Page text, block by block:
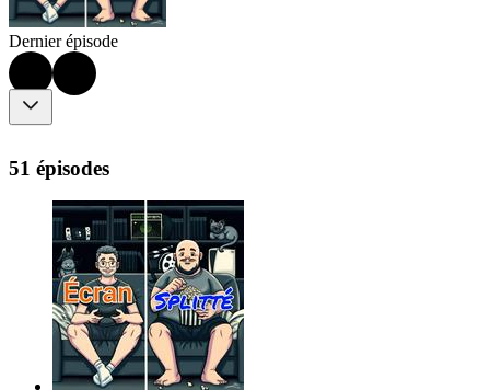
Dernier épisode
51 épisodes